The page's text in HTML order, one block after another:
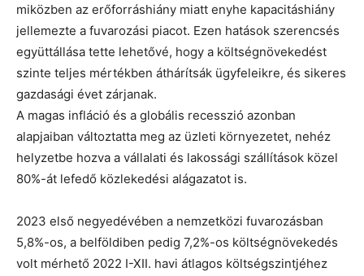
miközben az erőforráshiány miatt enyhe kapacitáshiány
jellemezte a fuvarozási piacot. Ezen hatások szerencsés
együttállása tette lehetővé, hogy a költségnövekedést
szinte teljes mértékben áthárítsák ügyfeleikre, és sikeres
gazdasági évet zárjanak.
A magas infláció és a globális recesszió azonban
alapjaiban változtatta meg az üzleti környezetet, nehéz
helyzetbe hozva a vállalati és lakossági szállítások közel
80%-át lefedő közlekedési alágazatot is.
2023 első negyedévében a nemzetközi fuvarozásban
5,8%-os, a belföldiben pedig 7,2%-os költségnövekedés
volt mérhető 2022 I-XII. havi átlagos költségszintjéhez